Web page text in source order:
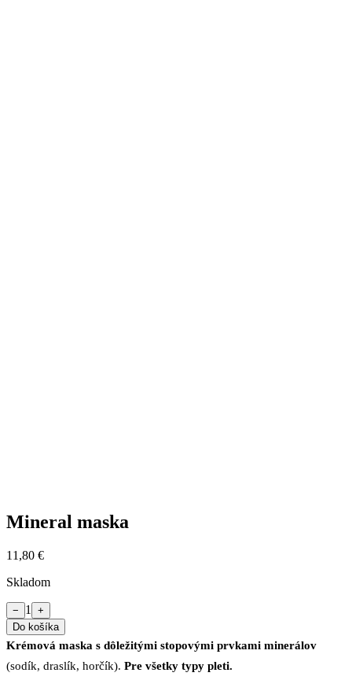
Mineral maska
11,80 €
Skladom
− 1
+
Do košíka
Krémová maska s dôležitými stopovými prvkami minerálov
(sodík, draslík, horčík). Pre všetky typy pleti.